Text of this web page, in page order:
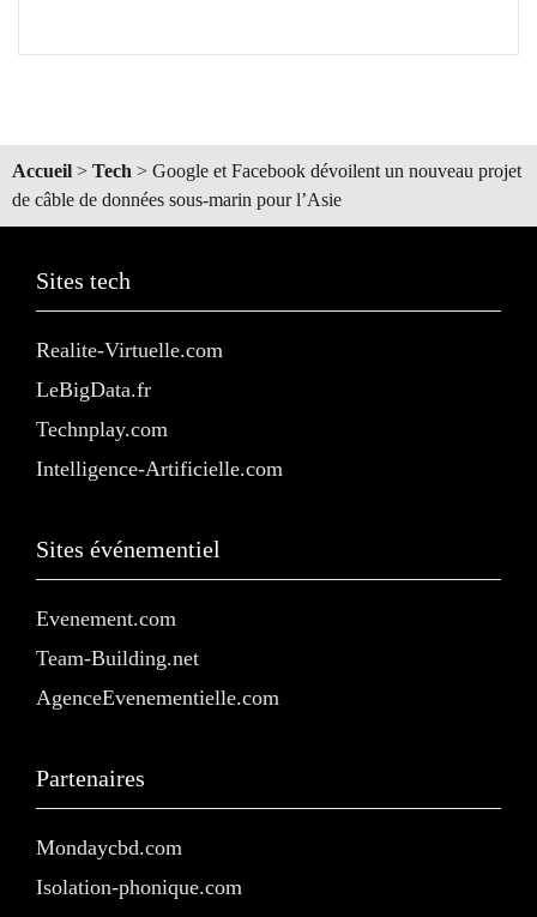
Accueil > Tech > Google et Facebook dévoilent un nouveau projet
de câble de données sous-marin pour l’Asie
Sites tech
Realite-Virtuelle.com
LeBigData.fr
Technplay.com
Intelligence-Artificielle.com
Sites événementiel
Evenement.com
Team-Building.net
AgenceEvenementielle.com
Partenaires
Mondaycbd.com
Isolation-phonique.com